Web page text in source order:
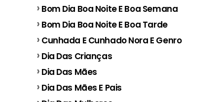
Bom Dia Boa Noite E Boa Semana
Bom Dia Boa Noite E Boa Tarde
Cunhada E Cunhado Nora E Genro
Dia Das Crianças
Dia Das Mães
Dia Das Mães E Pais